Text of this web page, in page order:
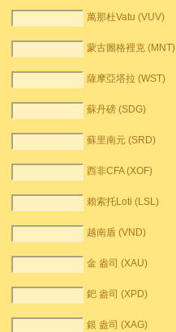
萬那杜Vatu (VUV)
蒙古圖格裡克 (MNT)
薩摩亞塔拉 (WST)
蘇丹磅 (SDG)
蘇里南元 (SRD)
西非CFA (XOF)
賴索托Loti (LSL)
越南盾 (VND)
金 盎司 (XAU)
鈀 盎司 (XPD)
銀 盎司 (XAG)